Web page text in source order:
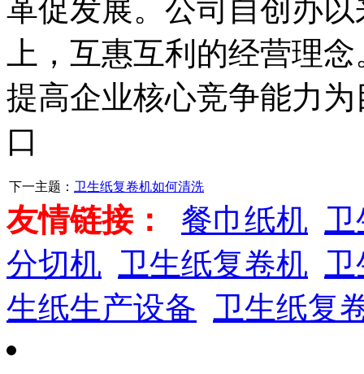
革促发展。公司自创办
上，互惠互利的经营理
提高企业核心竞争能力
口
下一主题： 卫生纸复卷机如何清洗
友情链接： 餐巾纸机
分切机 卫生纸复卷机
生纸生产设备
卫生纸复